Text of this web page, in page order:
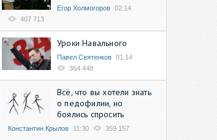
Егор Холмогоров 02:14
407 713
Уроки Навального
Павел Святенков 01:14
364 448
Всё, что вы хотели знать
о педофилии, но
боялись спросить
Константин Крылов 11:30 359 157